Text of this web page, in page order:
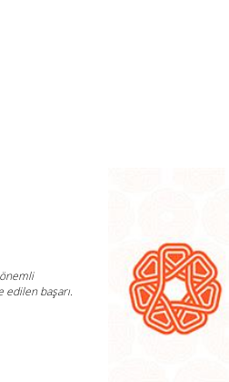
edilen başarı.